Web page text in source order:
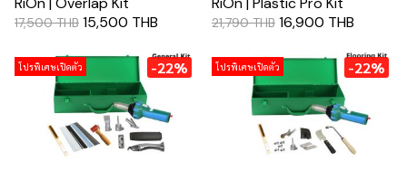
17,500 THB 15,500 THB 21,790 THB 16,900 THB
โปรพิเศษเปิดตัว -22% โปรพิเศษเปิดตัว -22%